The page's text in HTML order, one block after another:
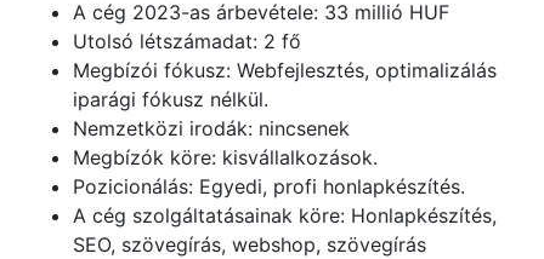
A cég 2023-as árbevétele: 33 millió HUF
Utolsó létszámadat: 2 fő
Megbízói fókusz: Webfejlesztés, optimalizálás
iparági fókusz nélkül.
Nemzetközi irodák: nincsenek
Megbízók köre: kisvállalkozások.
Pozicionálás: Egyedi, profi honlapkészítés.
A cég szolgáltatásainak köre: Honlapkészítés,
SEO, szövegírás, webshop, szövegírás